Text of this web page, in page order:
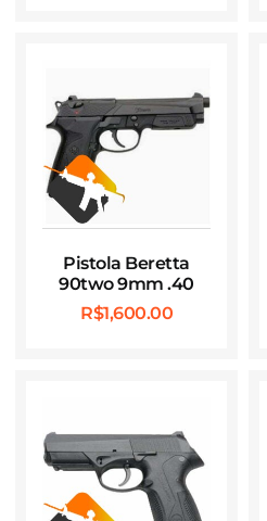
Pistola Beretta
90two 9mm .40
R$1,600.00